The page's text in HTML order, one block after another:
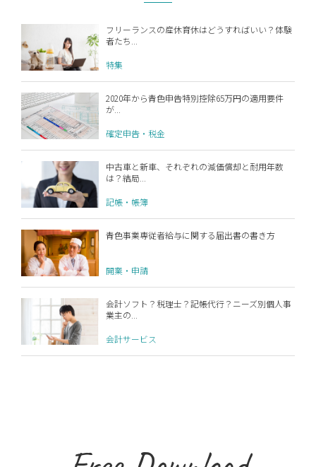
フリーランスの産休育休はどうすればいい？体験
者たち...
特集
2020年から青色申告特別控除65万円の適用要件
が...
確定申告・税金
中古車と新車、それぞれの減価償却と耐用年数
は？結局...
記帳・帳簿
青色事業専従者給与に関する届出書の書き方
開業・申請
会計ソフト？税理士？記帳代行？ニーズ別個人事
業主の...
会計サービス